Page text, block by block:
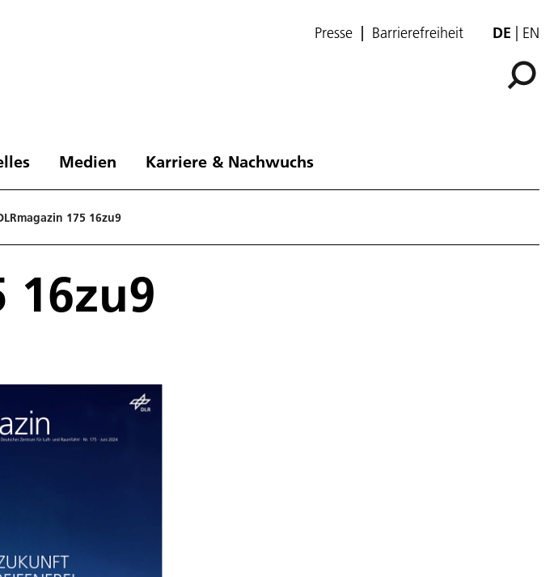
Presse Barrierefreiheit DE EN
Medien Karriere & Nachwuchs
175 16zu9
16zu9